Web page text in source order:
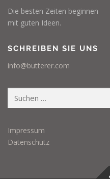
Die besten Zeiten beginnen
mit guten Ideen.
SCHREIBEN SIE UNS
info@butterer.com
Suchen
Impressum
Datenschutz